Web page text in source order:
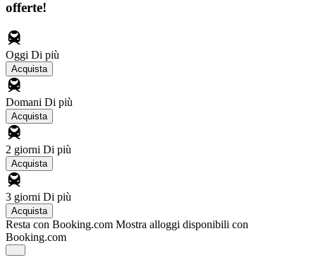
offerte!
Oggi Di più
Acquista
Domani Di più
Acquista
2 giorni Di più
Acquista
3 giorni Di più
Acquista
Resta con Booking.com Mostra alloggi disponibili con
Booking.com